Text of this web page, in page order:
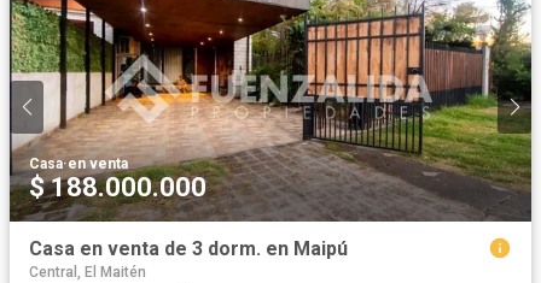
Casa·en venta
$ 188.000.000
Casa en venta de 3 dorm. en Maipú
Central, El Maitén